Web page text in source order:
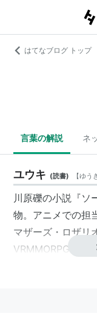
はてなブログ トップ
言葉の解説 ネ
ユウキ (読書) 【ゆう
川原礫の小説『ソ
物。アニメでの担
マザーズ・ロザリ
VRMMORPG《ア